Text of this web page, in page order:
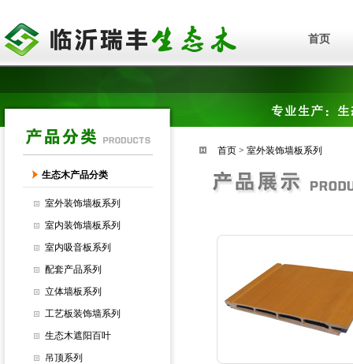
首页
生态木产品分类
室外装饰墙板系列
室内装饰墙板系列
室内吸音板系列
配套产品系列
立体墙板系列
工艺板装饰墙系列
生态木遮阳百叶
吊顶系列
首页> 室外装饰墙板系列